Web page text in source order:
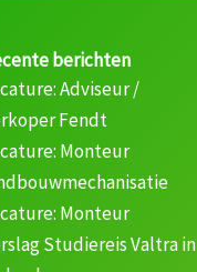
berichten
Adviseur /
Fendt
Monteur
Monteur
Studiereis Valtra in